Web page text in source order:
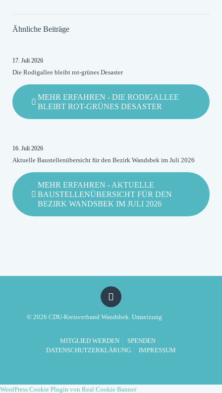
Ähnliche Beiträge
17. Juli 2026
Die Rodigallee bleibt rot-grünes Desaster
MEHR ERFAHREN - DIE RODIGALLEE
BLEIBT ROT-GRÜNES DESASTER
16. Juli 2026
Aktuelle Baustellenübersicht für den Bezirk Wandsbek im Juli 2026
MEHR ERFAHREN - AKTUELLE
BAUSTELLENÜBERSICHT FÜR DEN
BEZIRK WANDSBEK IM JULI 2026
© 2026 CDU-Kreisverband Wandsbek. Umsetzung
.
MITGLIED WERDEN
SPENDEN
DATENSCHUTZERKLÄRUNG
IMPRESSUM
WordPress Cookie Plugin von Real Cookie Banner